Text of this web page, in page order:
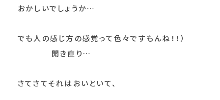
おかしいでしょうか…
でも人の感じ方の感覚って色々ですもんね！！）
開き直り…
さてさてそれはおいといて、